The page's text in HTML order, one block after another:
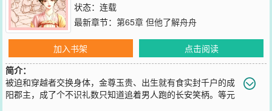
状态：连载
最新章节： 第65章 但他了解舟舟
加入书架
点击阅读
简介：
被迫和穿越者交换身体，金尊玉贵、出生就有食实封千户的成
阳郡主，成了个不识礼数只知道追着男人跑的长安笑柄。等元